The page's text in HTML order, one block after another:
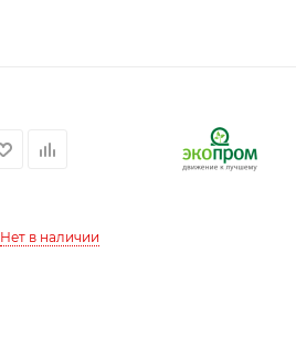
Нет в наличии